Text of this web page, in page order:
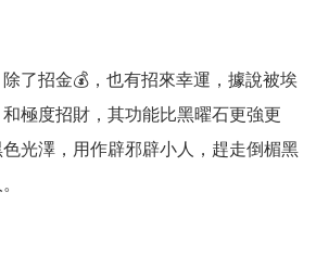
除了招金💰，也有招來幸運，據說被埃
極度招財，其功能比黑曜石更強更
光澤，用作辟邪辟小人，趕走倒楣黑